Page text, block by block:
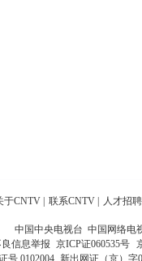
于CNTV 联系CNTV 人才招聘
中国中央电视台 中国网络电
信息举报 京ICP证060535号
号 0102004 新出网证（京）